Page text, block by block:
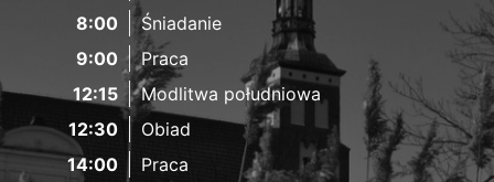
8:00
Śniadanie
9:00
Praca
12:15
Modlitwa południowa
12:30
Obiad
14:00
Praca